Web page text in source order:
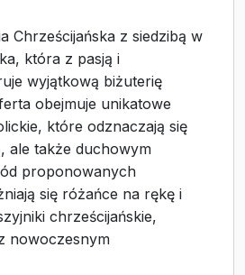
Chrześcijańska z siedzibą w
która z pasją i
wyjątkową biżuterię
obejmuje unikatowe
które odznaczają się
ale także duchowym
proponowanych
się różańce na rękę i
chrześcijańskie,
nowoczesnym